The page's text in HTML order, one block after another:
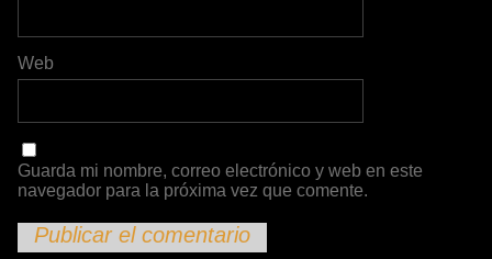
Web
Guarda mi nombre, correo electrónico y web en este
navegador para la próxima vez que comente.